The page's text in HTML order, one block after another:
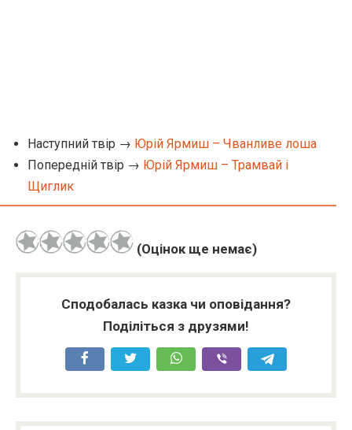
Наступний твір → Юрій Ярмиш – Чванливе лоша
Попередній твір → Юрій Ярмиш – Трамвай і
Щиглик
(Оцінок ще немає)
Сподобалась казка чи оповідання?
Поділіться з друзями!